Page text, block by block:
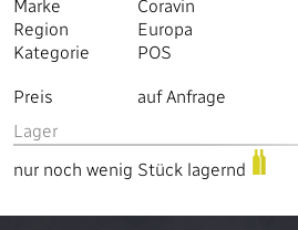
Marke
Coravin
Region
Europa
Kategorie
POS
Preis
auf Anfrage
Lager
nur noch wenig Stück lagernd